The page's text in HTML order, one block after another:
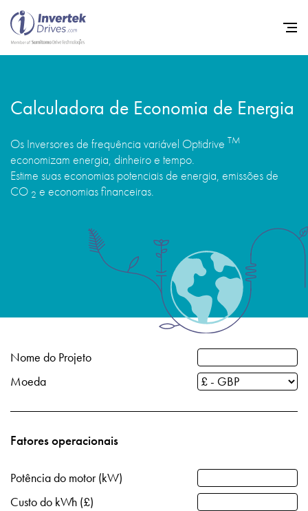
Calculadora de Economia de Energia
Os Inversores de frequência variável Optidrive TM
economizam energia, dinheiro e tempo.
Estime suas economias potenciais de energia, emissões de
CO 2 e economias financeiras.
Nome do Projeto
Moeda
Fatores operacionais
Potência do motor (kW)
Custo do kWh (£)
Inversores de frequência
Suporte
Sustentabilidade
Sobre
Contato
Política de Privacidade
iSource Logar